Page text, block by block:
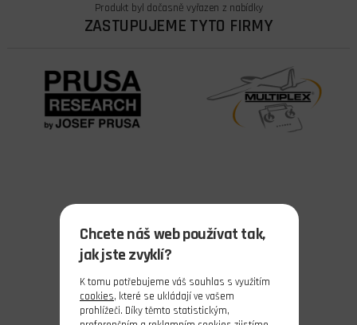
Produkt byl dočasně vyřazen z nabídky
ZASTUPUJEME TYTO FIRMY
Chcete náš web používat tak,
jak jste zvyklí?
K tomu potřebujeme váš souhlas s využitím
cookies, které se ukládají ve vašem
prohlížeči. Díky těmto statistickým,